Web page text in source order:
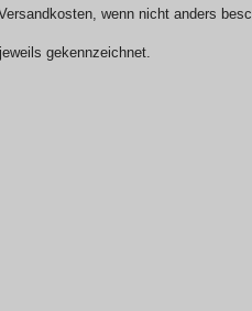
wenn nicht anders
gekennzeichnet.